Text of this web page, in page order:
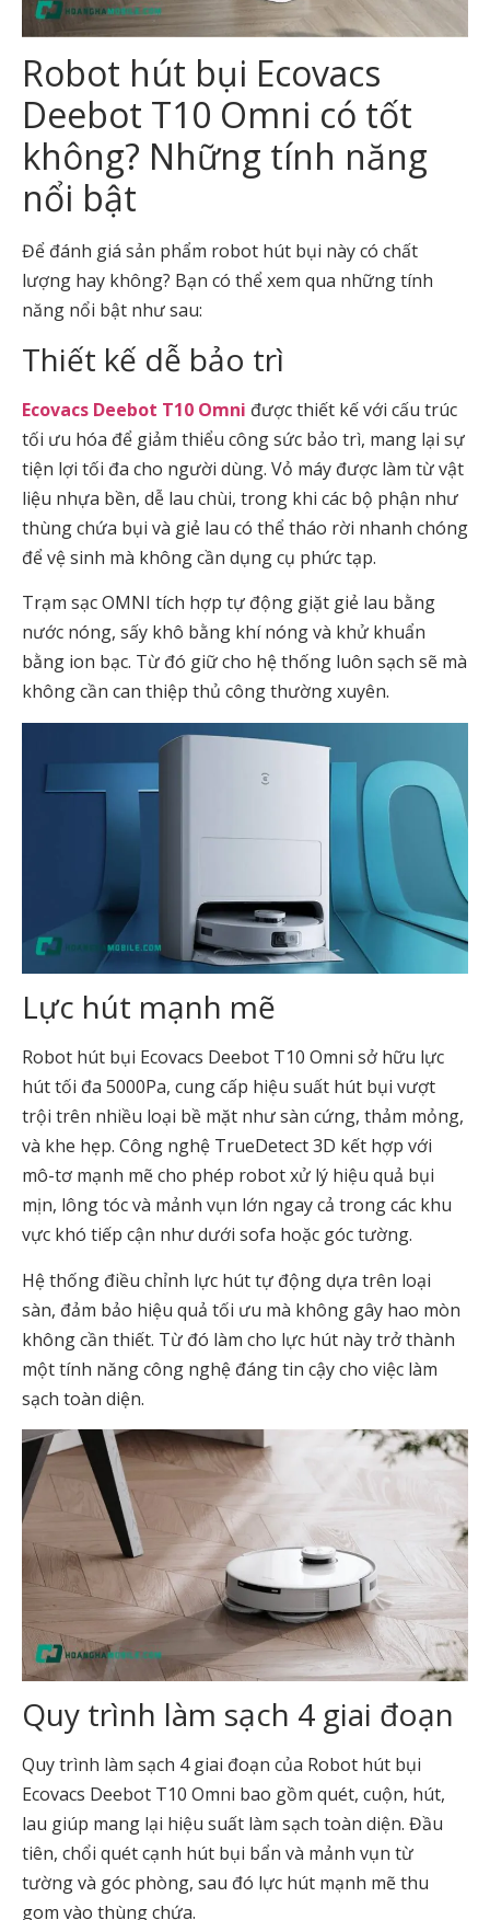
Robot hút bụi Ecovacs
Deebot T10 Omni có tốt
không? Những tính năng
nổi bật
Để đánh giá sản phẩm robot hút bụi này có chất
lượng hay không? Bạn có thể xem qua những tính
năng nổi bật như sau:
Thiết kế dễ bảo trì
Ecovacs Deebot T10 Omni được thiết kế với cấu trúc
tối ưu hóa để giảm thiểu công sức bảo trì, mang lại sự
tiện lợi tối đa cho người dùng. Vỏ máy được làm từ vật
liệu nhựa bền, dễ lau chùi, trong khi các bộ phận như
thùng chứa bụi và giẻ lau có thể tháo rời nhanh chóng
để vệ sinh mà không cần dụng cụ phức tạp.
Trạm sạc OMNI tích hợp tự động giặt giẻ lau bằng
nước nóng, sấy khô bằng khí nóng và khử khuẩn
bằng ion bạc. Từ đó giữ cho hệ thống luôn sạch sẽ mà
không cần can thiệp thủ công thường xuyên.
Lực hút mạnh mẽ
Robot hút bụi Ecovacs Deebot T10 Omni sở hữu lực
hút tối đa 5000Pa, cung cấp hiệu suất hút bụi vượt
trội trên nhiều loại bề mặt như sàn cứng, thảm mỏng,
và khe hẹp. Công nghệ TrueDetect 3D kết hợp với
mô-tơ mạnh mẽ cho phép robot xử lý hiệu quả bụi
mịn, lông tóc và mảnh vụn lớn ngay cả trong các khu
vực khó tiếp cận như dưới sofa hoặc góc tường.
Hệ thống điều chỉnh lực hút tự động dựa trên loại
sàn, đảm bảo hiệu quả tối ưu mà không gây hao mòn
không cần thiết. Từ đó làm cho lực hút này trở thành
một tính năng công nghệ đáng tin cậy cho việc làm
sạch toàn diện.
Quy trình làm sạch 4 giai đoạn
Quy trình làm sạch 4 giai đoạn của Robot hút bụi
Ecovacs Deebot T10 Omni bao gồm quét, cuộn, hút,
lau giúp mang lại hiệu suất làm sạch toàn diện. Đầu
tiên, chổi quét cạnh hút bụi bẩn và mảnh vụn từ
tường và góc phòng, sau đó lực hút mạnh mẽ thu
gom vào thùng chứa.